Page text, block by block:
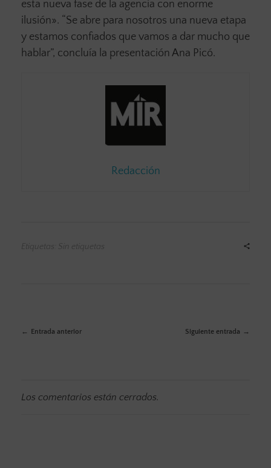
esta nueva fase de la agencia con enorme
ilusión». “Se abre para nosotros una nueva etapa
y estamos confiados que vamos a dar mucho que
hablar”, concluía la presentación Ana Picó.
Redacción
Etiquetas: Sin etiquetas
Entrada anterior Siguiente entrada
Los comentarios están cerrados.